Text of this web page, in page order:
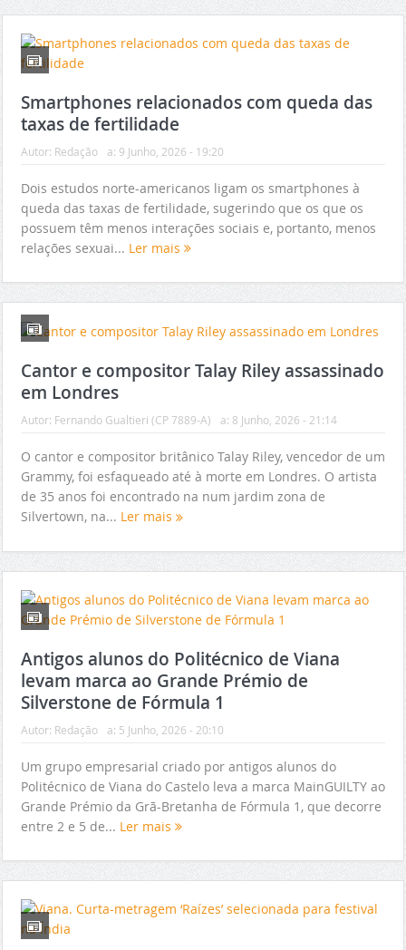
Smartphones relacionados com queda das
taxas de fertilidade
Autor: Redação a: 9 Junho, 2026 - 19:20
Dois estudos norte-americanos ligam os smartphones à
queda das taxas de fertilidade, sugerindo que os que os
possuem têm menos interações sociais e, portanto, menos
relações sexuai... Ler mais
Cantor e compositor Talay Riley assassinado
em Londres
Autor: Fernando Gualtieri (CP 7889-A) a: 8 Junho, 2026 - 21:14
O cantor e compositor britânico Talay Riley, vencedor de um
Grammy, foi esfaqueado até à morte em Londres. O artista
de 35 anos foi encontrado na num jardim zona de
Silvertown, na... Ler mais
Antigos alunos do Politécnico de Viana
levam marca ao Grande Prémio de
Silverstone de Fórmula 1
Autor: Redação a: 5 Junho, 2026 - 20:10
Um grupo empresarial criado por antigos alunos do
Politécnico de Viana do Castelo leva a marca MainGUILTY ao
Grande Prémio da Grã-Bretanha de Fórmula 1, que decorre
entre 2 e 5 de... Ler mais